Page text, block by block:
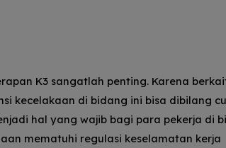
K3 sangatlah penting. Karena
kecelakaan di bidang ini bisa dibilang
hal yang wajib bagi para pekerja di
mematuhi regulasi keselamatan kerja